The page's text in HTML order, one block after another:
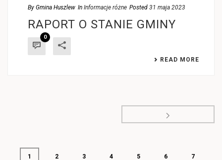
By Gmina Huszlew In Informacje różne Posted 31 maja 2023
RAPORT O STANIE GMINY
0
READ MORE
1 2 3 4 5 6 7